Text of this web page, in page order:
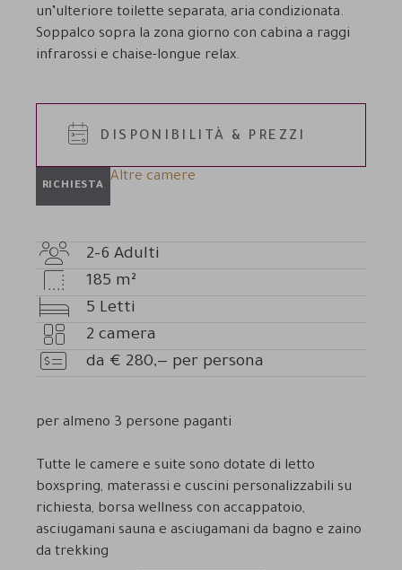
un’ulteriore toilette separata, aria condizionata.
Soppalco sopra la zona giorno con cabina a raggi
infrarossi e chaise-longue relax.
RICHIESTA
DISPONIBILITÀ & PREZZI
Altre camere
Numero
adulti
2-6 Adulti
Dimensioni
camera
185 m²
Letti
5 Letti
Numero
camere
2 camera
Prezzo
da € 280,— per persona
per almeno 3 persone paganti
Tutte le camere e suite sono dotate di letto
boxspring, materassi e cuscini personalizzabili su
richiesta, borsa wellness con accappatoio,
asciugamani sauna e asciugamani da bagno e zaino
da trekking